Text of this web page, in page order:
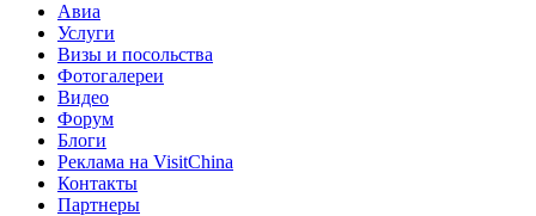
Авиа
Услуги
Визы и посольства
Фотогалереи
Видео
Форум
Блоги
Реклама на VisitChina
Контакты
Партнеры